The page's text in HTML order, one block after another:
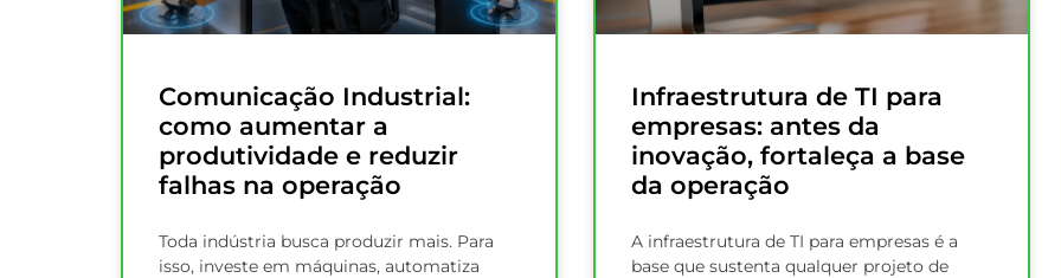
Comunicação Industrial:
como aumentar a
produtividade e reduzir
falhas na operação
Toda indústria busca produzir mais. Para
isso, investe em máquinas, automatiza
Infraestrutura de TI para
empresas: antes da
inovação, fortaleça a base
da operação
A infraestrutura de TI para empresas é a
base que sustenta qualquer projeto de